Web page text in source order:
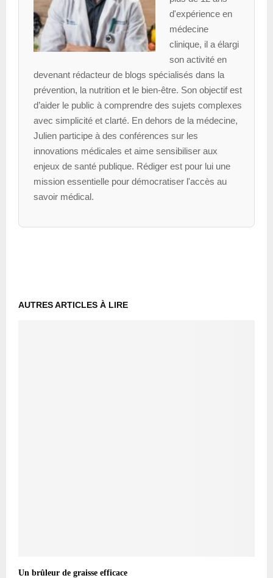
d'expérience en
médecine
clinique, il a élargi
son activité en
devenant rédacteur de blogs spécialisés dans la
prévention, la nutrition et le bien-être. Son objectif est
d’aider le public à comprendre des sujets complexes
avec simplicité et clarté. En dehors de la médecine,
Julien participe à des conférences sur les
innovations médicales et aime sensibiliser aux
enjeux de santé publique. Rédiger est pour lui une
mission essentielle pour démocratiser l'accès au
savoir médical.
AUTRES ARTICLES À LIRE
Un brûleur de graisse efficace